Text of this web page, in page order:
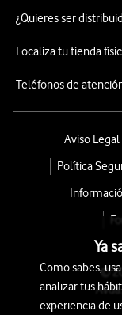
¿Quieres ser
Localiza tu tienda
Teléfonos de
Aviso Legal
Política
©
Ya
Como sabes,
analizar tus
experiencia de